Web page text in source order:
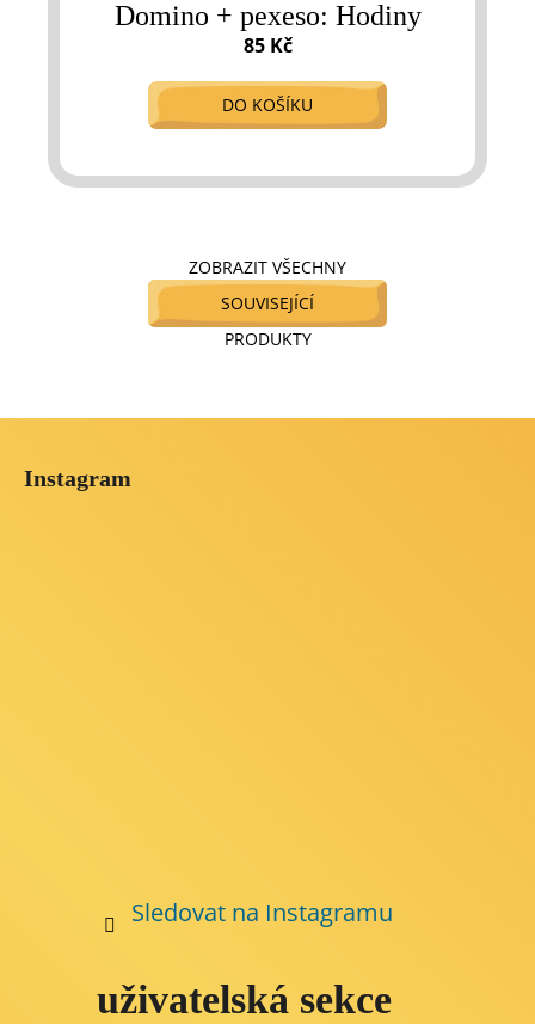
Domino + pexeso: Hodiny
85 Kč
DO KOŠÍKU
ZOBRAZIT VŠECHNY
SOUVISEJÍCÍ
PRODUKTY
Instagram
Sledovat na Instagramu
uživatelská sekce